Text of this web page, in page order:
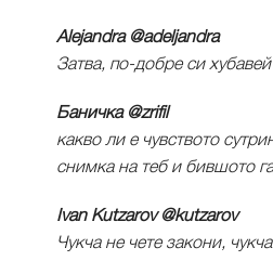
Alejandra ‏@adeljandra
Затва, по-добре си
Баничка ‏@zrifil
какво ли е чувството
снимка на теб и бившото
Ivan Kutzarov ‏@kutzarov
Чукча не чете закони,